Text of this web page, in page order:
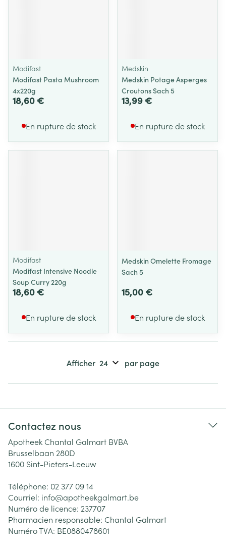
Modifast
Modifast Pasta Mushroom
4x220g
18,60 €
En rupture de stock
Medskin
Medskin Potage Asperges
Croutons Sach 5
13,99 €
En rupture de stock
Modifast
Modifast Intensive Noodle
Soup Curry 220g
18,60 €
En rupture de stock
Medskin Omelette Fromage
Sach 5
15,00 €
En rupture de stock
Afficher par page
Contactez nous
Apotheek Chantal Galmart BVBA
Brusselbaan 280D
1600 Sint-Pieters-Leeuw
Téléphone: 02 377 09 14
Courriel: info@apotheekgalmart.be
Numéro de licence: 237707
Pharmacien responsable: Chantal Galmart
Numéro TVA: BE0880478601